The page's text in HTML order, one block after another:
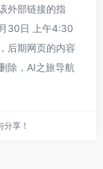
外部链接的指
30日 上午4:30
后期网页的内容
除，AI之旅导航
享！